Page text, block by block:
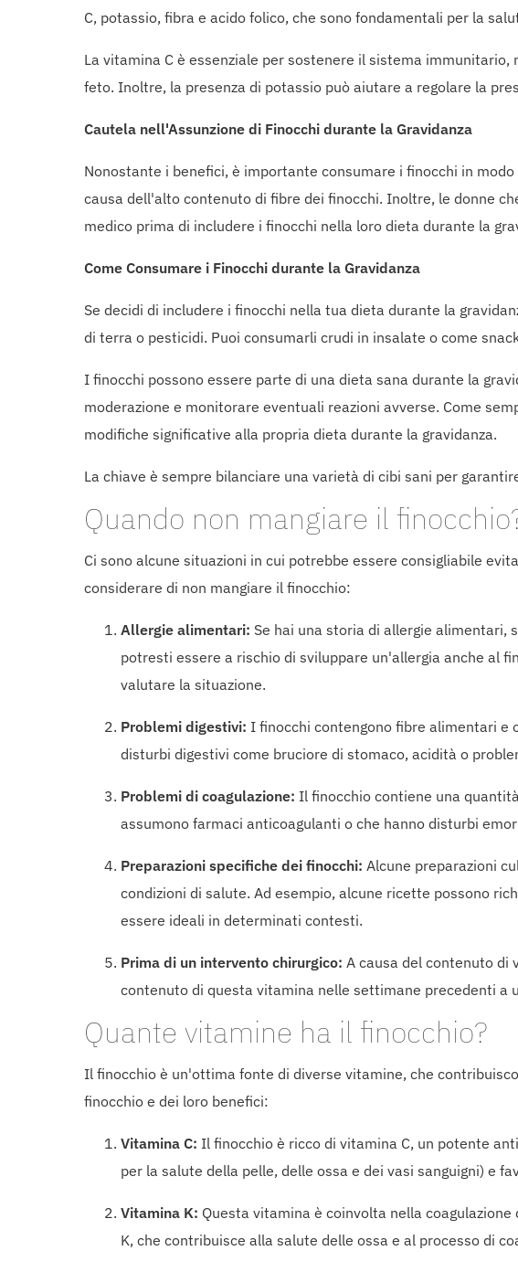
C, potassio, fibra e acido folico, che sono fondamentali per la
La vitamina C è essenziale per sostenere il sistema
feto. Inoltre, la presenza di potassio può aiutare a regolare la
Cautela nell'Assunzione di Finocchi durante la Gravidanza
Nonostante i benefici, è importante consumare i finocchi in
causa dell'alto contenuto di fibre dei finocchi. Inoltre, le donne
medico prima di includere i finocchi nella loro dieta durante la
Come Consumare i Finocchi durante la Gravidanza
Se decidi di includere i finocchi nella tua dieta durante la
di terra o pesticidi. Puoi consumarli crudi in insalate o come
I finocchi possono essere parte di una dieta sana durante la
moderazione e monitorare eventuali reazioni avverse. Come
modifiche significative alla propria dieta durante la gravidanza.
La chiave è sempre bilanciare una varietà di cibi sani per
Quando non mangiare il
Ci sono alcune situazioni in cui potrebbe essere consigliabile
considerare di non mangiare il finocchio:
Allergie alimentari: Se hai una storia di allergie alimentari,
potresti essere a rischio di sviluppare un'allergia anche al
valutare la situazione.
Problemi digestivi: I finocchi contengono fibre alimentari e
disturbi digestivi come bruciore di stomaco, acidità o
Problemi di coagulazione: Il finocchio contiene una
assumono farmaci anticoagulanti o che hanno disturbi
Preparazioni specifiche dei finocchi: Alcune preparazioni
condizioni di salute. Ad esempio, alcune ricette possono
essere ideali in determinati contesti.
Prima di un intervento chirurgico: A causa del contenuto di
contenuto di questa vitamina nelle settimane precedenti a
Quante vitamine ha il finocchio?
Il finocchio è un'ottima fonte di diverse vitamine, che
finocchio e dei loro benefici:
Vitamina C: Il finocchio è ricco di vitamina C, un potente
per la salute della pelle, delle ossa e dei vasi sanguigni) e
Vitamina K: Questa vitamina è coinvolta nella
K, che contribuisce alla salute delle ossa e al processo di